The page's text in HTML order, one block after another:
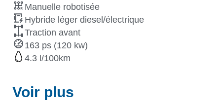
Manuelle robotisée
Hybride léger diesel/électrique
Traction avant
163 ps (120 kw)
4.3
Voir plus